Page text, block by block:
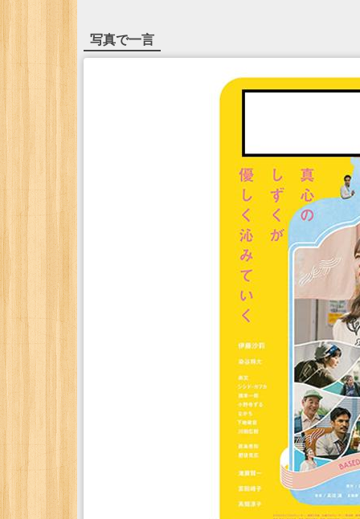
写真で一言